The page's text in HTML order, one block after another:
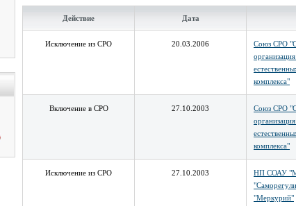
Действие Дата
Исключение из СРО 20.03.2006
Союз СРО
комплекса"
Включение в СРО 27.10.2003
Союз СРО
комплекса"
Исключение из СРО 27.10.2003
НП СОАУ
"Меркурий"